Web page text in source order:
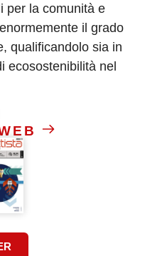
per la comunità e
il grado
qualificandolo sia in
ecosostenibilità nel